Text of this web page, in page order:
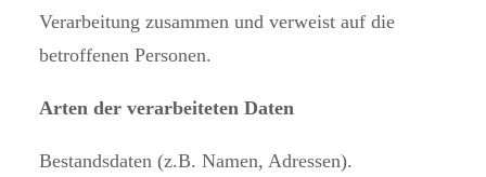
Verarbeitung zusammen und verweist auf die
betroffenen Personen.
Arten der verarbeiteten Daten
Bestandsdaten (z.B. Namen, Adressen).